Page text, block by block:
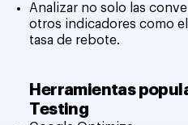
Analizar no solo las
otros indicadores como
tasa de rebote.
Herramientas
Testing